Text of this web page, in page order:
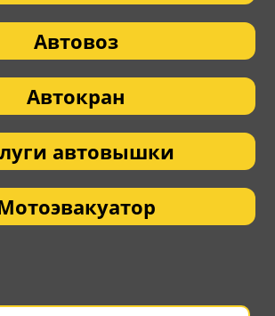
Автовоз
Автокран
автовышки